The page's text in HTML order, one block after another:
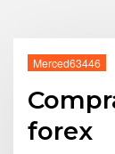
Merced63446
forex